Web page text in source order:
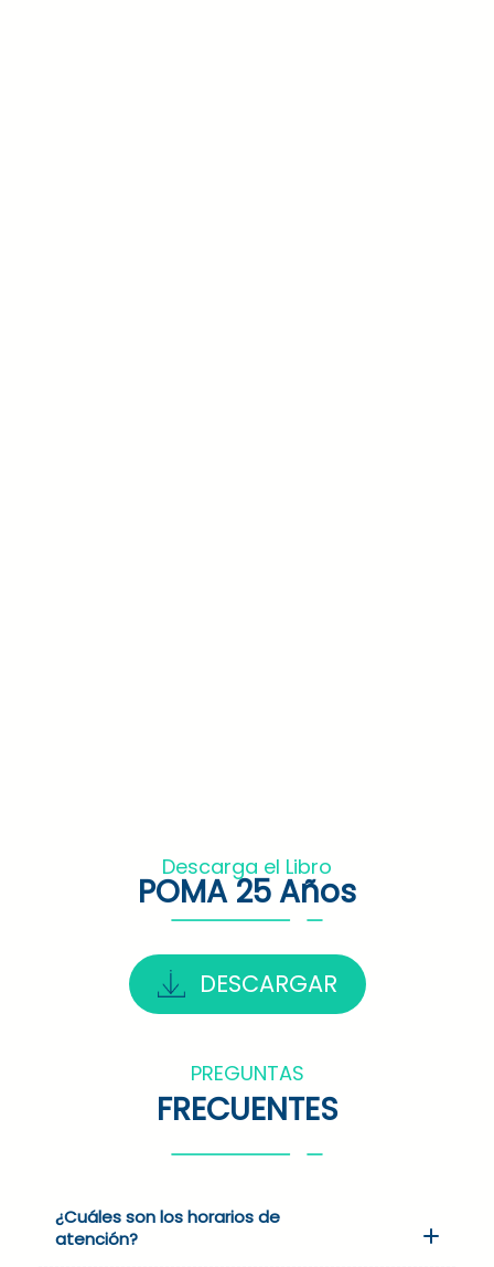
Descarga el Libro
POMA 25 Años
DESCARGAR
PREGUNTAS
FRECUENTES
¿Cuáles son los horarios de
atención?